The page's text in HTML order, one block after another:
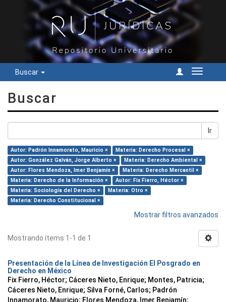
Buscar
Cambiar
Buscar
Ir
Autor: Padrón Innamorato, Mauricio ×
Materia: Derecho Procesal ×
Autor: González Galván, Jorge Alberto ×
Materia: Derecho Ambiental ×
Autor: Flores Mendoza, Imer Benjamín ×
Materia: Derecho Mercantil ×
Materia: Derecho de la Información ×
Autor: Fix Fierro, Héctor ×
Materia: Sociología del Derecho ×
Materia: Otro ×
Materia: Derecho Constitucional ×
Mostrar filtros avanzados
Mostrando ítems 1-1 de 1
Presentación de la Línea de Investigación El Posgrado en
Derecho en México
Fix Fierro, Héctor; Cáceres Nieto, Enrique; Montes, Patricia;
Cáceres Nieto, Enrique; Silva Forné, Carlos; Padrón
Innamorato, Mauricio; Flores Mendoza, Imer Benjamín;